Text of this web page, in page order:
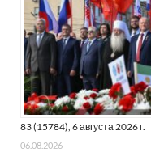
83 (15784), 6 августа 2026 г.
06.08.2026